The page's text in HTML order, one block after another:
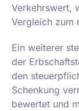
Verkehrswert,
Vergleich zum
Ein weiterer
der
den
Schenkung
bewertet und